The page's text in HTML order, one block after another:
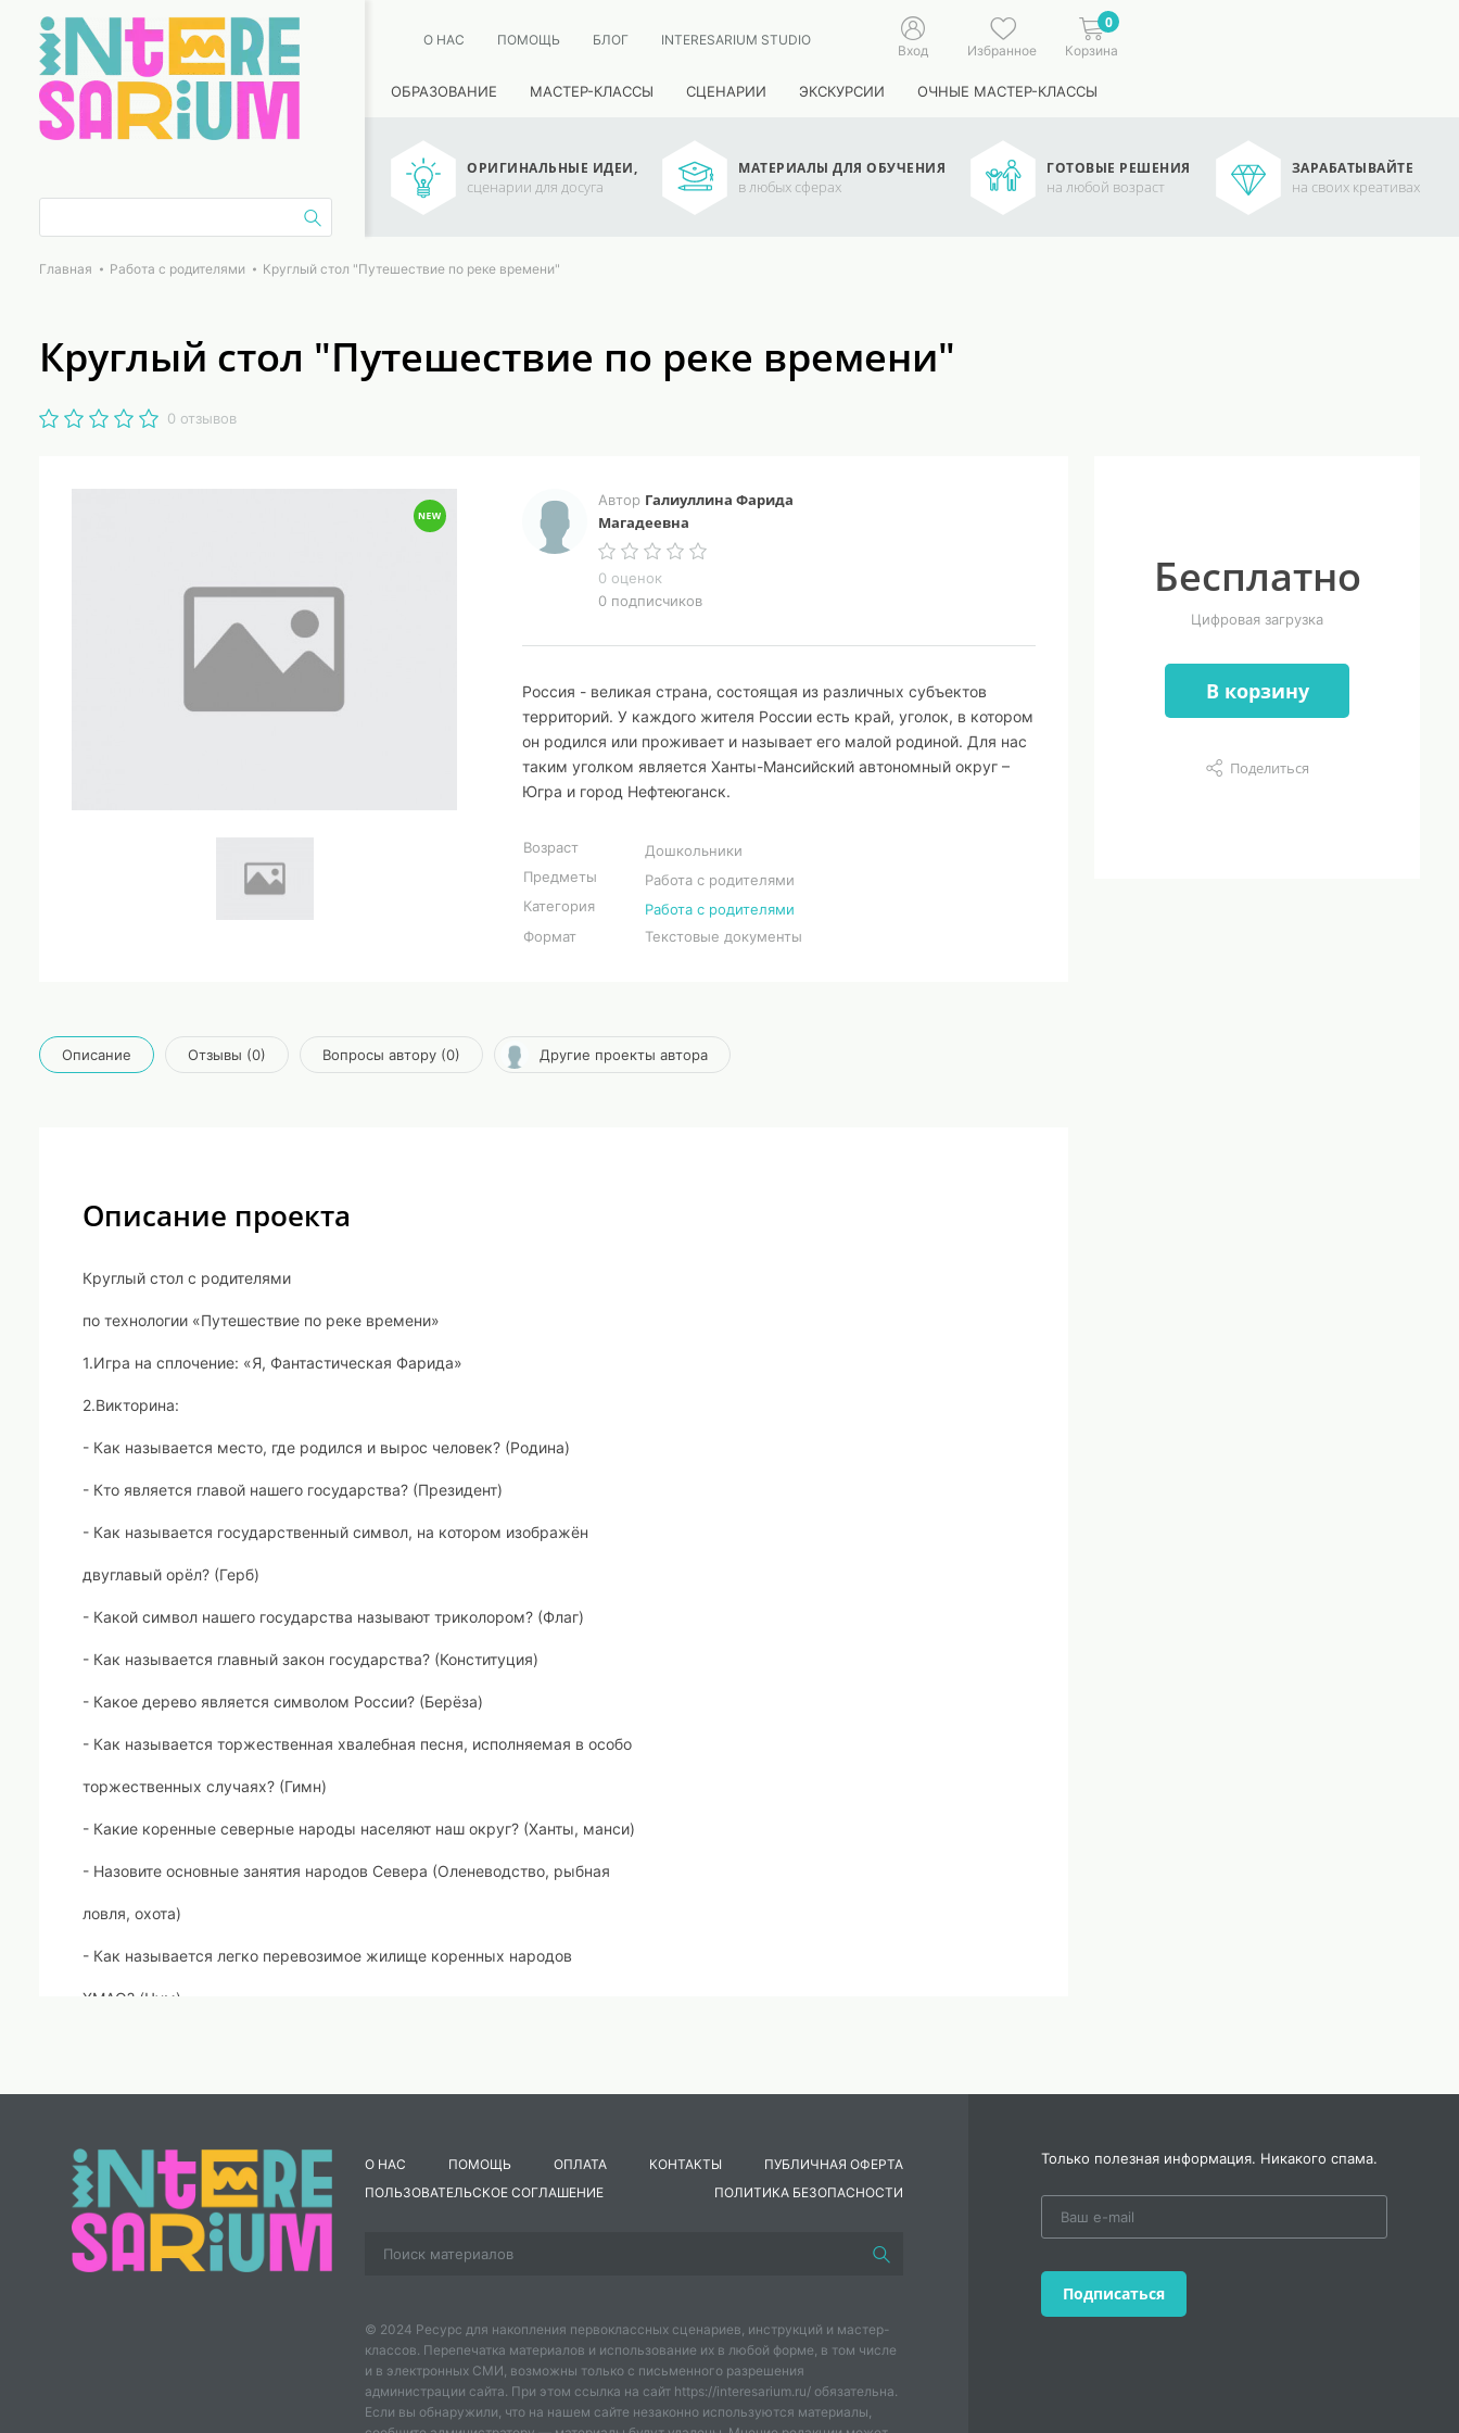
О НАС ПОМОЩЬ БЛОГ INTERESARIUM STUDIO
Вход Избранное
0
Корзина
ОБРАЗОВАНИЕ МАСТЕР-КЛАССЫ СЦЕНАРИИ ЭКСКУРСИИ ОЧНЫЕ МАСТЕР-КЛАССЫ
ОРИГИНАЛЬНЫЕ ИДЕИ,
сценарии для досуга
МАТЕРИАЛЫ ДЛЯ ОБУЧЕНИЯ
в любых сферах
ГОТОВЫЕ РЕШЕНИЯ
на любой возраст
ЗАРАБАТЫВАЙТЕ
на своих креативах
Главная Работа с родителями Круглый стол "Путешествие по реке времени"
Круглый стол "Путешествие по реке времени"
0 отзывов
Автор Галиуллина Фарида
Магадеевна
0 оценок
0 подписчиков
Россия - великая страна, состоящая из различных субъектов
территорий. У каждого жителя России есть край, уголок, в котором
он родился или проживает и называет его малой родиной. Для нас
таким уголком является Ханты-Мансийский автономный округ –
Югра и город Нефтеюганск.
Возраст
Дошкольники
Предметы
Работа с родителями
Категория
Работа с родителями
Формат
Текстовые документы
Бесплатно
Цифровая загрузка
В корзину
Поделиться
Описание Отзывы (0) Вопросы автору (0) Другие проекты автора
Описание проекта
Круглый стол с родителями
по технологии «Путешествие по реке времени»
1.Игра на сплочение: «Я, Фантастическая Фарида»
2.Викторина:
- Как называется место, где родился и вырос человек? (Родина)
- Кто является главой нашего государства? (Президент)
- Как называется государственный символ, на котором изображён
двуглавый орёл? (Герб)
- Какой символ нашего государства называют триколором? (Флаг)
- Как называется главный закон государства? (Конституция)
- Какое дерево является символом России? (Берёза)
- Как называется торжественная хвалебная песня, исполняемая в особо
торжественных случаях? (Гимн)
- Какие коренные северные народы населяют наш округ? (Ханты, манси)
- Назовите основные занятия народов Севера (Оленеводство, рыбная
ловля, охота)
- Как называется легко перевозимое жилище коренных народов
ХМАО? (Чум)
- Какая ягода растет на болоте? (Клюква)
- Какое явление природы можно наблюдать только на севере? (Северное
сияние)
- Как называется город, в котором мы живём? (Нефтеюганск)
- Почему наш город называется Нефтеюганск? (Первую нефть нашли на
О НАС ПОМОЩЬ ОПЛАТА КОНТАКТЫ
ПУБЛИЧНАЯ ОФЕРТА
ПОЛЬЗОВАТЕЛЬСКОЕ СОГЛАШЕНИЕ
ПОЛИТИКА БЕЗОПАСНОСТИ
© 2024 Ресурс для накопления первоклассных сценариев, инструкций и мастер-
классов. Перепечатка материалов и использование их в любой форме, в том числе
и в электронных СМИ, возможны только с письменного разрешения
администрации сайта. При этом ссылка на сайт https://interesarium.ru/ обязательна.
Если вы обнаружили, что на нашем сайте незаконно используются материалы,
Только полезная информация. Никакого спама.
Подписаться